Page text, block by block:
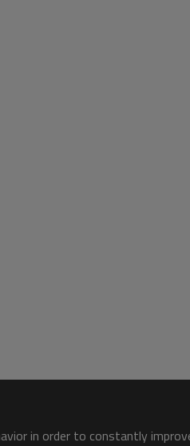
in order to constantly